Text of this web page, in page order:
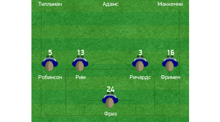
24
Фриз
3
Ричардс
13
Рим
5
Робинсон
16
Фримен
Адамс
Тилльман Маккенни